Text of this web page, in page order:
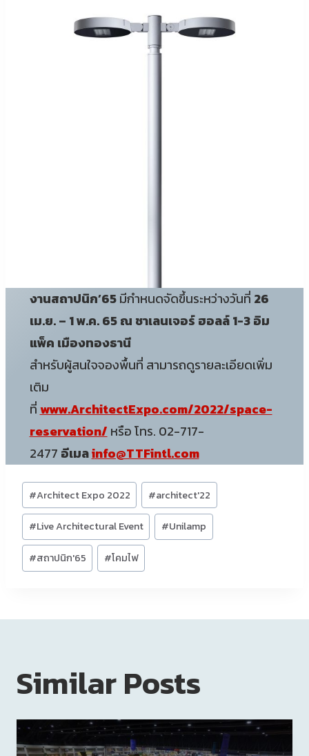
งานสถาปนิก’65 มีกำหนดจัดขึ้นระหว่างวันที่ 26
เม.ย. – 1 พ.ค. 65 ณ ชาเลนเจอร์ ฮอลล์ 1-3 อิม
แพ็ค เมืองทองธานี
สำหรับผู้สนใจจองพื้นที่ สามารถดูรายละเอียดเพิ่ม
เติม
ที่www.ArchitectExpo.com/2022/space-
reservation/ หรือ โทร. 02-717-
2477 อีเมลinfo@TTFintl.com
Post
Tags:
#Architect Expo 2022 #architect'22
#Live Architectural Event #Unilamp
#สถาปนิก'65 #โคมไฟ
Similar Posts